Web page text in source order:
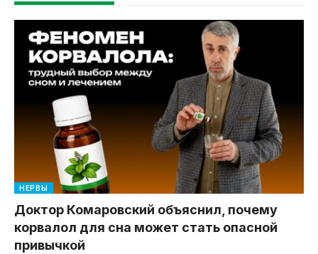
НЕРВЫ
Доктор Комаровский объяснил, почему
корвалол для сна может стать опасной
привычкой